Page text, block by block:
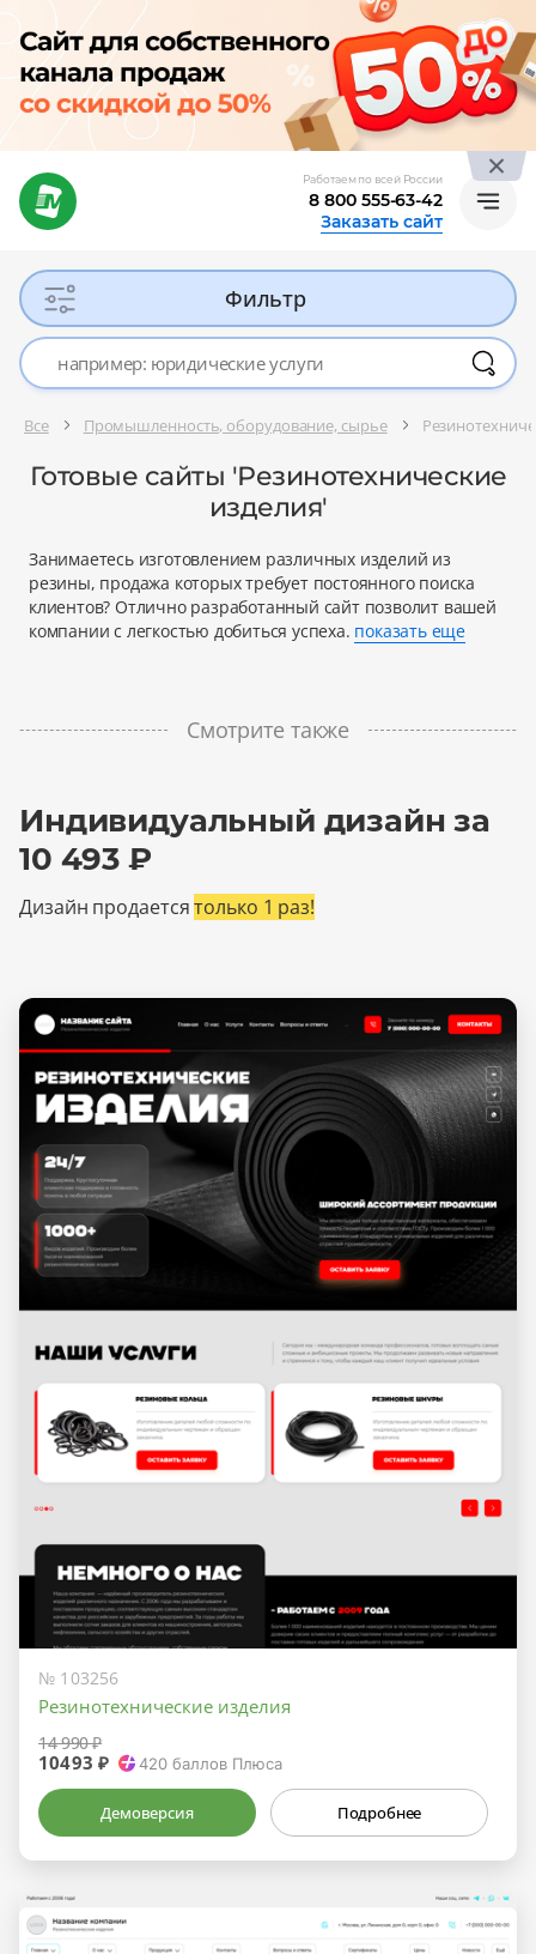
Работаем по всей России
8 800 555-63-42
Заказать сайт
Фильтр
Все Промышленность, оборудование, сырье
Готовые сайты 'Резинотехнические
изделия'
Занимаетесь изготовлением различных изделий из
резины, продажа которых требует постоянного поиска
клиентов? Отлично разработанный сайт позволит вашей
компании с легкостью добиться успеха. показать еще
Смотрите также
Индивидуальный дизайн за
10 493 ₽
Дизайн продаетсятолько 1 раз!
№ 103256
Резинотехнические изделия
14 990 ₽
10493 ₽ 420 баллов Плюса
Демоверсия Подробнее